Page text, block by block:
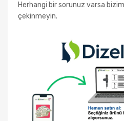
Herhangi bir sorunuz varsa
çekinmeyin.